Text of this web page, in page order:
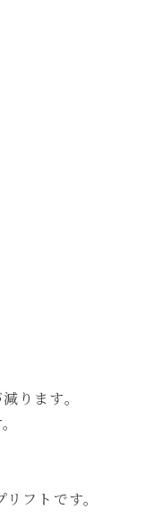
ります。
フトです。